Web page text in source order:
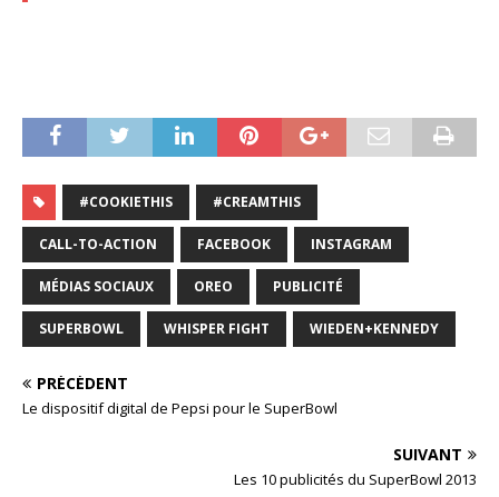
#COOKIETHIS #CREAMTHIS
CALL-TO-ACTION FACEBOOK INSTAGRAM
MÉDIAS SOCIAUX OREO PUBLICITÉ
SUPERBOWL WHISPER FIGHT WIEDEN+KENNEDY
PRÉCÉDENT
Le dispositif digital de Pepsi pour le SuperBowl
SUIVANT
Les 10 publicités du SuperBowl 2013